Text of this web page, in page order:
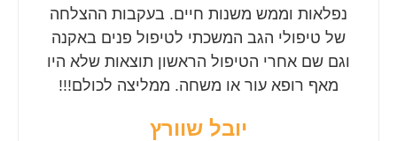
נפלאות וממש משנות חיים. בעקבות ההצלחה
של טיפולי הגב המשכתי לטיפול פנים באקנה
וגם שם אחרי הטיפול הראשון תוצאות שלא היו
מאף רופא עור או משחה. ממליצה לכולם!!!
יובל שוורץ